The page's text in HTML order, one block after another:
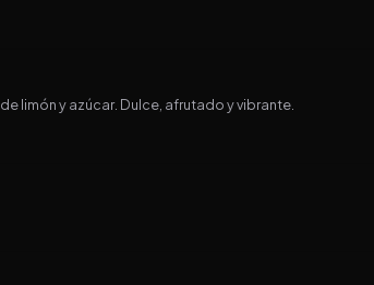
limón y azúcar. Dulce, afrutado y vibrante.